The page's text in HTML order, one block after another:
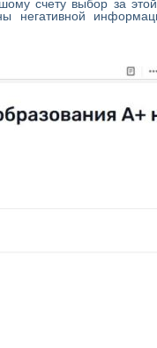
счету выбор за
негативной